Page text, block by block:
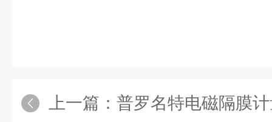
上一篇： 普罗名特电磁隔膜计